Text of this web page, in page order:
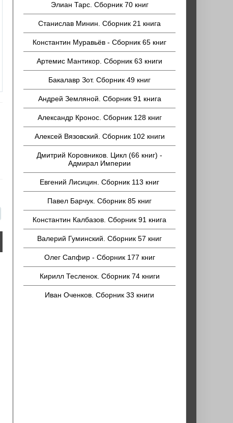
Элиан Тарс. Сборник 70 книг
Станислав Минин. Сборник 21 книга
Константин Муравьёв - Сборник 65 книг
Артемис Мантикор. Сборник 63 книги
Бакалавр Зот. Сборник 49 книг
Андрей Земляной. Сборник 91 книга
Александр Кронос. Сборник 128 книг
Алексей Вязовский. Сборник 102 книги
Дмитрий Коровников. Цикл (66 книг) -
Адмирал Империи
Евгений Лисицин. Сборник 113 книг
Павел Барчук. Сборник 85 книг
Константин Калбазов. Сборник 91 книга
Валерий Гуминский. Сборник 57 книг
Олег Сапфир - Сборник 177 книг
Кирилл Тесленок. Сборник 74 книги
Иван Оченков. Сборник 33 книги